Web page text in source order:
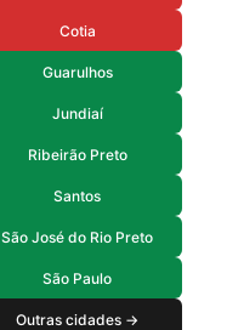
Cotia
Guarulhos
Jundiaí
Ribeirão Preto
Santos
São José do Rio Preto
São Paulo
Outras cidades →